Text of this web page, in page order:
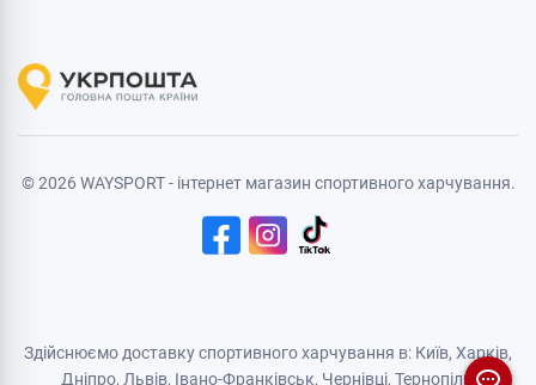
© 2026 WAYSPORT - інтернет магазин спортивного харчування.
Здійснюємо доставку спортивного харчування в: Київ, Харків,
Дніпро, Львів, Івано-Франківськ, Чернівці, Тернопіль